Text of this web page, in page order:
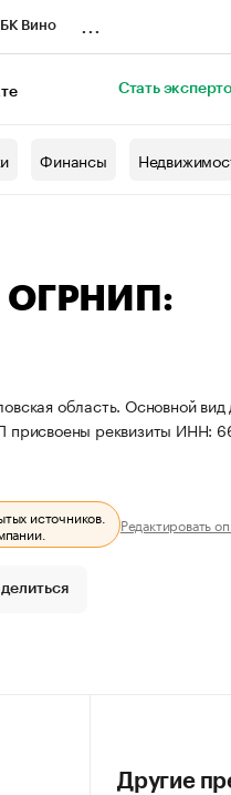
Вино
Стать
Финансы
ОГРНИП:
область. Основной вид
присвоены реквизиты
источников.
Редактировать
Другие